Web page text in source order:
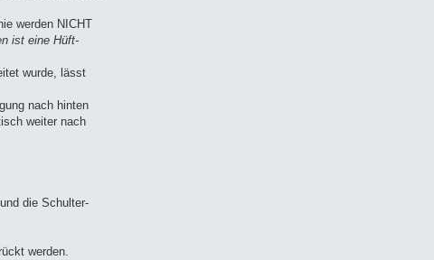
werden NICHT
ist eine Hüft-
wurde, lässt
nach hinten
weiter nach
die Schulter-
werden.